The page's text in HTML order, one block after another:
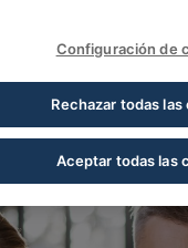
FUNDACIÓN
Configuración de
Rechazar todas
Aceptar todas las